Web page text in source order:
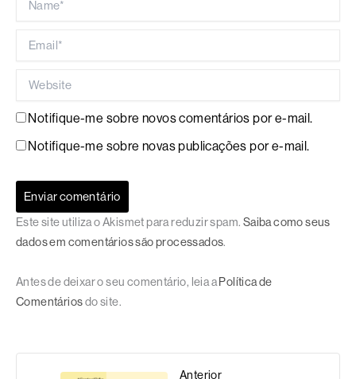
Notifique-me sobre novos comentários por e-mail.
Notifique-me sobre novas publicações por e-mail.
Este site utiliza o Akismet para reduzir spam. Saiba como seus
dados em comentários são processados.
Antes de deixar o seu comentário, leia a Política de
Comentáriosdo site.
Anterior